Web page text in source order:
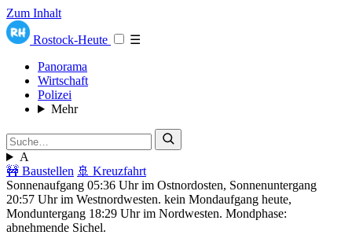
Zum Inhalt
Rostock-Heute
☰
Panorama
Wirtschaft
Polizei
Mehr
A
🚧 Baustellen 🚢 Kreuzfahrt
Sonnenaufgang 05:36 Uhr im Ostnordosten, Sonnenuntergang
20:57 Uhr im Westnordwesten. kein Mondaufgang heute,
Monduntergang 18:29 Uhr im Nordwesten. Mondphase:
abnehmende Sichel.